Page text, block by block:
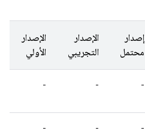
إصدار
محتمل
الإصدار
التجريبي
الإصدار
الأولي
-
-
-
-
-
-